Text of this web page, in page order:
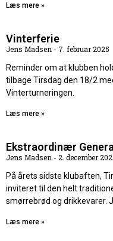
Læs mere »
Vinterferie
Jens Madsen
7. februar 2025
Reminder om at klubben
tilbage Tirsdag den 18/2
Vinterturneringen.
Læs mere »
Ekstraordinær
Jens Madsen
2. december
På årets sidste klubaften,
inviteret til den helt
smørrebrød og drikkevarer.
Læs mere »